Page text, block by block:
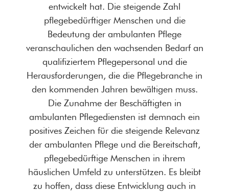
entwickelt hat. Die steigende Zahl
pflegebedürftiger Menschen und die
Bedeutung der ambulanten Pflege
veranschaulichen den wachsenden Bedarf an
qualifiziertem Pflegepersonal und die
Herausforderungen, die die Pflegebranche in
den kommenden Jahren bewältigen muss.
Die Zunahme der Beschäftigten in
ambulanten Pflegediensten ist demnach ein
positives Zeichen für die steigende Relevanz
der ambulanten Pflege und die Bereitschaft,
pflegebedürftige Menschen in ihrem
häuslichen Umfeld zu unterstützen. Es bleibt
zu hoffen, dass diese Entwicklung auch in